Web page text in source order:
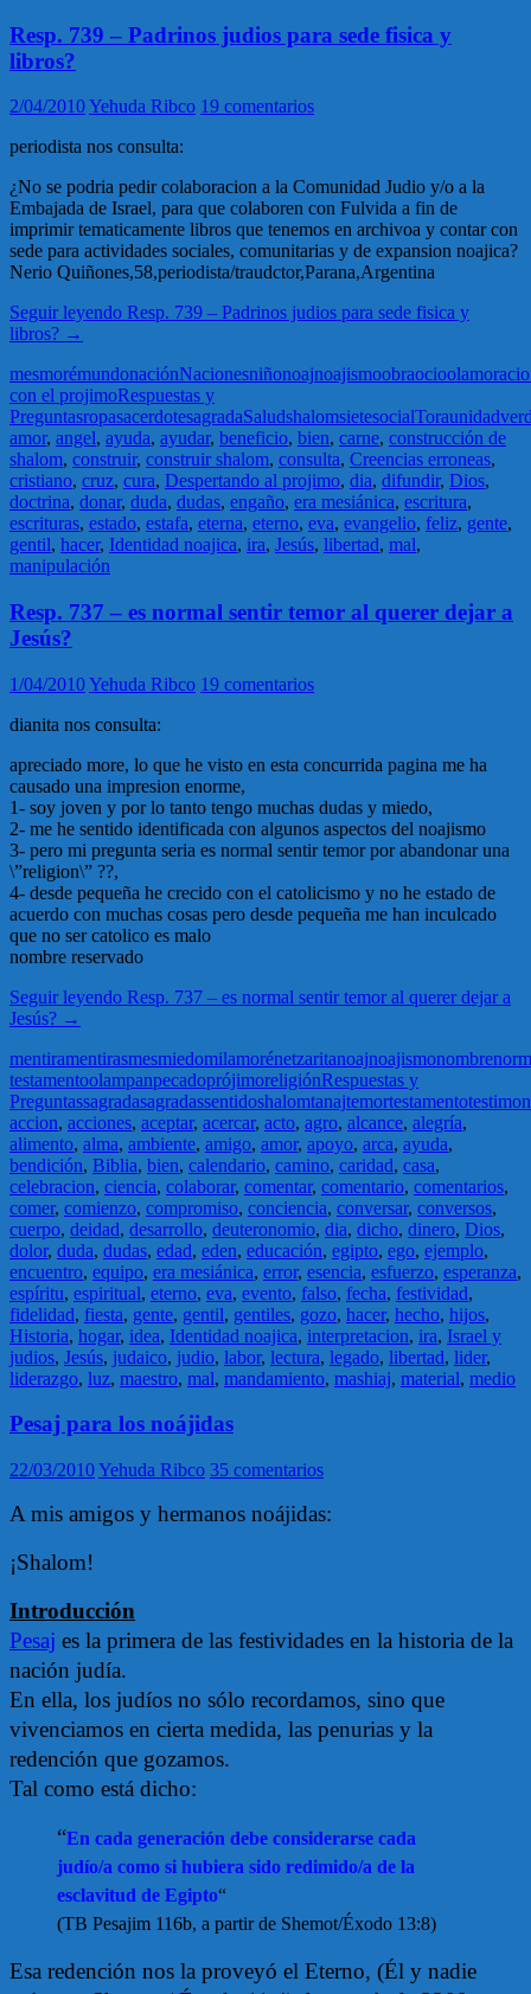
Resp. 739 – Padrinos judios para sede fisica y
libros?
2/04/2010Yehuda Ribco 19 comentarios
periodista nos consulta:
¿No se podria pedir colaboracion a la Comunidad Judio y/o a la
Embajada de Israel, para que colaboren con Fulvida a fin de
imprimir tematicamente libros que tenemos en archivoa y contar con
sede para actividades sociales, comunitarias y de expansion noajica?
Nerio Quiñones,58,periodista/traudctor,Parana,Argentina
Seguir leyendo Resp. 739 – Padrinos judios para sede fisica y
libros? →
mesmorémundonaciónNacionesniñonoajnoajismoobraocioolam
con el projimoRespuestas y
PreguntasropasacerdotesagradaSaludshalomsietesocialToraunidad
amor, angel, ayuda, ayudar, beneficio, bien, carne, construcción de
shalom, construir, construir shalom, consulta, Creencias erroneas,
cristiano, cruz, cura, Despertando al projimo, dia, difundir, Dios,
doctrina, donar, duda, dudas, engaño, era mesiánica, escritura,
escrituras, estado, estafa, eterna, eterno, eva, evangelio, feliz, gente,
gentil, hacer, Identidad noajica, ira, Jesús, libertad, mal,
manipulación
Resp. 737 – es normal sentir temor al querer dejar a
Jesús?
1/04/2010Yehuda Ribco 19 comentarios
dianita nos consulta:
apreciado more, lo que he visto en esta concurrida pagina me ha
causado una impresion enorme,
1- soy joven y por lo tanto tengo muchas dudas y miedo,
2- me he sentido identificada con algunos aspectos del noajismo
3- pero mi pregunta seria es normal sentir temor por abandonar una
\”religion\” ??,
4- desde pequeña he crecido con el catolicismo y no he estado de
acuerdo con muchas cosas pero desde pequeña me han inculcado
que no ser catolico es malo
nombre reservado
Seguir leyendo Resp. 737 – es normal sentir temor al querer dejar a
Jesús? →
mentiramentirasmesmiedomilamorénetzaritanoajnoajismonombre
testamentoolampanpecadoprójimoreligiónRespuestas y
Preguntassagradasagradassentidoshalomtanajtemortestamento
accion, acciones, aceptar, acercar, acto, agro, alcance, alegría,
alimento, alma, ambiente, amigo, amor, apoyo, arca, ayuda,
bendición, Biblia, bien, calendario, camino, caridad, casa,
celebracion, ciencia, colaborar, comentar, comentario, comentarios,
comer, comienzo, compromiso, conciencia, conversar, conversos,
cuerpo, deidad, desarrollo, deuteronomio, dia, dicho, dinero, Dios,
dolor, duda, dudas, edad, eden, educación, egipto, ego, ejemplo,
encuentro, equipo, era mesiánica, error, esencia, esfuerzo, esperanza,
espíritu, espiritual, eterno, eva, evento, falso, fecha, festividad,
fidelidad, fiesta, gente, gentil, gentiles, gozo, hacer, hecho, hijos,
Historia, hogar, idea, Identidad noajica, interpretacion, ira, Israel y
judios, Jesús, judaico, judio, labor, lectura, legado, libertad, lider,
liderazgo, luz, maestro, mal, mandamiento, mashiaj, material, medio
Pesaj para los noájidas
22/03/2010Yehuda Ribco 35 comentarios
A mis amigos y hermanos noájidas:
¡Shalom!
Introducción
Pesaj es la primera de las festividades en la historia de la
nación judía.
En ella, los judíos no sólo recordamos, sino que
vivenciamos en cierta medida, las penurias y la
redención que gozamos.
Tal como está dicho:
“En cada generación debe considerarse cada
judío/a como si hubiera sido redimido/a de la
esclavitud de Egipto“
(TB Pesajim 116b, a partir de Shemot/Éxodo 13:8)
Esa redención nos la proveyó el Eterno, (Él y nadie